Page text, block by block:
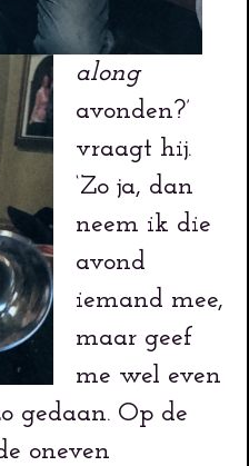
along
avonden?’
vraagt hij.
‘Zo ja, dan
neem ik die
avond
iemand mee,
maar geef
me wel even
gedaan. Op de
oneven